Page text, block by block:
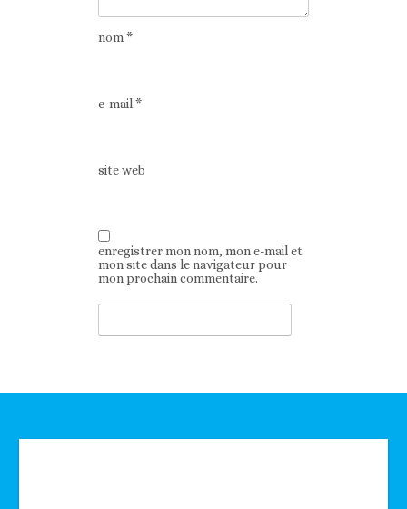
nom*
e-mail*
site web
enregistrer mon nom, mon e-mail et
mon site dans le navigateur pour
mon prochain commentaire.